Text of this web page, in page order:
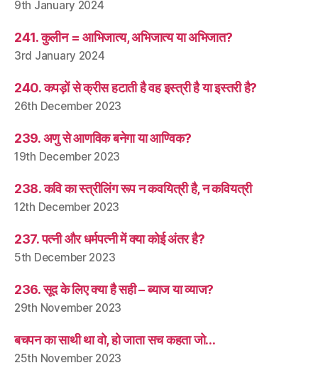
9th January 2024
241. कुलीन = आभिजात्य, अभिजात्य या अभिजात?
3rd January 2024
240. कपड़ों से क्रीस हटाती है वह इस्त्री है या इस्तरी है?
26th December 2023
239. अणु से आणविक बनेगा या आण्विक?
19th December 2023
238. कवि का स्त्रीलिंग रूप न कवयित्री है, न कवियत्री
12th December 2023
237. पत्नी और धर्मपत्नी में क्या कोई अंतर है?
5th December 2023
236. सूद के लिए क्या है सही – ब्याज या व्याज?
29th November 2023
बचपन का साथी था वो, हो जाता सच कहता जो…
25th November 2023